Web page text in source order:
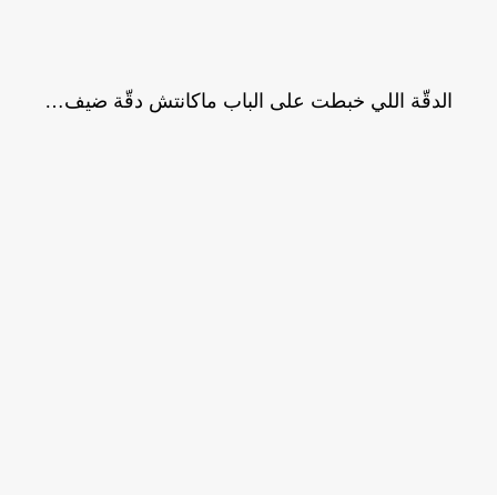
الدقّة اللي خبطت على الباب ماكانتش دقّة ضيف…